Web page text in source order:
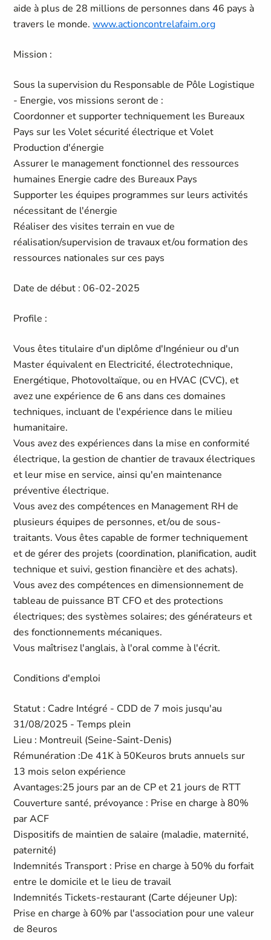
aide à plus de 28 millions de personnes dans 46 pays à
travers le monde.www.actioncontrelafaim.org
Mission :
Sous la supervision du Responsable de Pôle Logistique
- Energie, vos missions seront de :
Coordonner et supporter techniquement les Bureaux
Pays sur les Volet sécurité électrique et Volet
Production d'énergie
Assurer le management fonctionnel des ressources
humaines Energie cadre des Bureaux Pays
Supporter les équipes programmes sur leurs activités
nécessitant de l'énergie
Réaliser des visites terrain en vue de
réalisation/supervision de travaux et/ou formation des
ressources nationales sur ces pays
Date de début : 06-02-2025
Profile :
Vous êtes titulaire d'un diplôme d'Ingénieur ou d'un
Master équivalent en Electricité, électrotechnique,
Energétique, Photovoltaïque, ou en HVAC (CVC), et
avez une expérience de 6 ans dans ces domaines
techniques, incluant de l'expérience dans le milieu
humanitaire.
Vous avez des expériences dans la mise en conformité
électrique, la gestion de chantier de travaux électriques
et leur mise en service, ainsi qu'en maintenance
préventive électrique.
Vous avez des compétences en Management RH de
plusieurs équipes de personnes, et/ou de sous-
traitants. Vous êtes capable de former techniquement
et de gérer des projets (coordination, planification, audit
technique et suivi, gestion financière et des achats).
Vous avez des compétences en dimensionnement de
tableau de puissance BT CFO et des protections
électriques; des systèmes solaires; des générateurs et
des fonctionnements mécaniques.
Vous maîtrisez l'anglais, à l'oral comme à l'écrit.
Conditions d'emploi
Statut : Cadre Intégré - CDD de 7 mois jusqu'au
31/08/2025 - Temps plein
Lieu : Montreuil (Seine-Saint-Denis)
Rémunération :De 41K à 50Keuros bruts annuels sur
13 mois selon expérience
Avantages:25 jours par an de CP et 21 jours de RTT
Couverture santé, prévoyance : Prise en charge à 80%
par ACF
Dispositifs de maintien de salaire (maladie, maternité,
paternité)
Indemnités Transport : Prise en charge à 50% du forfait
entre le domicile et le lieu de travail
Indemnités Tickets-restaurant (Carte déjeuner Up):
Prise en charge à 60% par l'association pour une valeur
de 8euros